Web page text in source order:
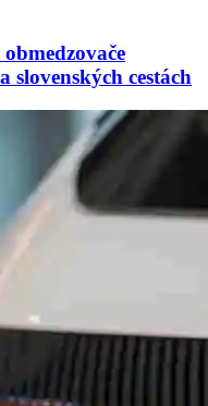
slovenských cestách